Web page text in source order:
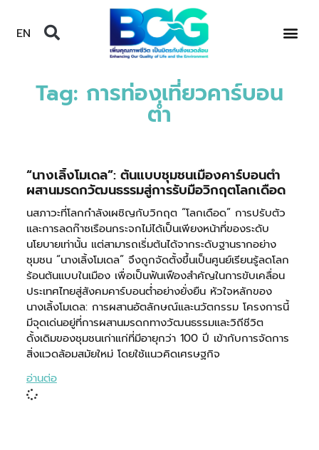
EN
Tag: การท่องเที่ยวคาร์บอน
ต่ำ
“นางเลิ้งโมเดล”: ต้นแบบชุมชนเมืองคาร์บอนต่ำ
ผสานมรดกวัฒนธรรมสู่การรับมือวิกฤตโลกเดือด
นสภาวะที่โลกกำลังเผชิญกับวิกฤต “โลกเดือด” การปรับตัว
และการลดก๊าซเรือนกระจกไม่ได้เป็นเพียงหน้าที่ของระดับ
นโยบายเท่านั้น แต่สามารถเริ่มต้นได้จากระดับฐานรากอย่าง
ชุมชน “นางเลิ้งโมเดล” จึงถูกจัดตั้งขึ้นเป็นศูนย์เรียนรู้ลดโลก
ร้อนต้นแบบในเมือง เพื่อเป็นฟันเฟืองสำคัญในการขับเคลื่อน
ประเทศไทยสู่สังคมคาร์บอนต่ำอย่างยั่งยืน หัวใจหลักของ
นางเลิ้งโมเดล: การผสานอัตลักษณ์และนวัตกรรม โครงการนี้
มีจุดเด่นอยู่ที่การผสานมรดกทางวัฒนธรรมและวิถีชีวิต
ดั้งเดิมของชุมชนเก่าแก่ที่มีอายุกว่า 100 ปี เข้ากับการจัดการ
สิ่งแวดล้อมสมัยใหม่ โดยใช้แนวคิดเศรษฐกิจ
อ่านต่อ